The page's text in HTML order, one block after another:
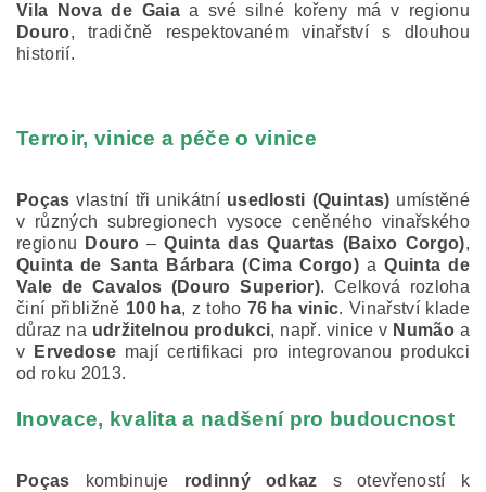
Vila Nova de Gaiaa své silné kořeny má v regionu
Douro, tradičně respektovaném vinařství s dlouhou
historií.
Terroir, vinice a péče o vinice
Poças vlastní tři unikátní usedlosti (Quintas) umístěné
v různých subregionech vysoce ceněného vinařského
regionu
Douro–Quinta das Quartas (Baixo Corgo),
Quinta de Santa Bárbara (Cima Corgo) aQuinta de
Vale de Cavalos (Douro Superior). Celková rozloha
činí přibližně 100 ha, z toho 76 ha vinic. Vinařství klade
důraz na udržitelnou produkci, např. vinice v Numãoa
v
Ervedosemají certifikaci pro integrovanou produkci
od roku 2013.
Inovace, kvalita a nadšení pro budoucnost
Poças kombinuje rodinný odkaz s otevřeností k